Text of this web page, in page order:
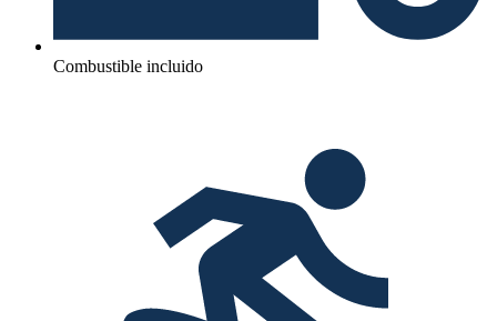
Combustible incluido